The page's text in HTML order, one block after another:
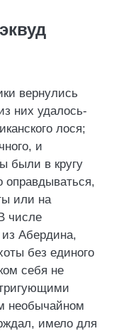
вернулись
них удалось-
лося;
и
были в кругу
оправдываться,
или на
числе
из Абердина,
без единого
себя не
необычайном
имело для